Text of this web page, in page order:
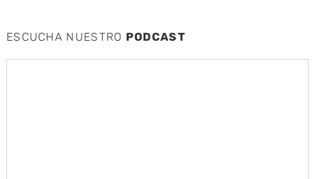
ESCUCHA NUESTRO PODCAST